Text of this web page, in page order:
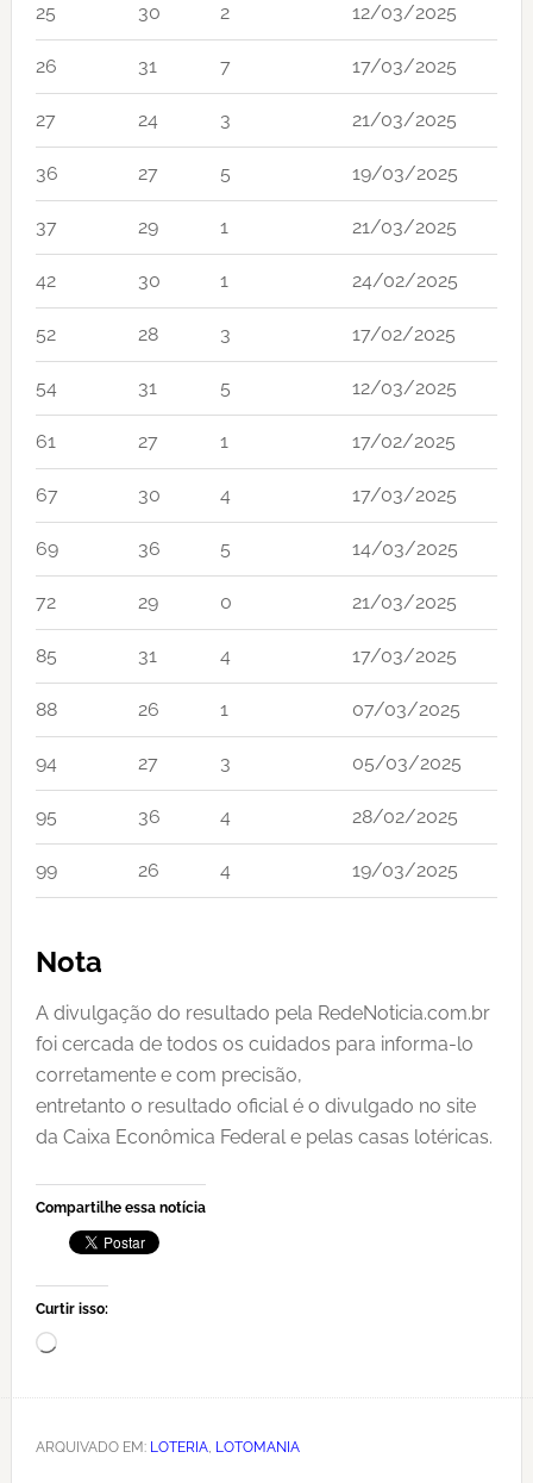
25 30 2 12/03/2025
26 31 7 17/03/2025
27 24 3 21/03/2025
36 27 5 19/03/2025
37 29 1 21/03/2025
42 30 1 24/02/2025
52 28 3 17/02/2025
54 31 5 12/03/2025
61 27 1 17/02/2025
67 30 4 17/03/2025
69 36 5 14/03/2025
72 29 0 21/03/2025
85 31 4 17/03/2025
88 26 1 07/03/2025
94 27 3 05/03/2025
95 36 4 28/02/2025
99 26 4 19/03/2025
Nota
A divulgação do resultado pela RedeNoticia.com.br
foi cercada de todos os cuidados para informa-lo
corretamente e com precisão,
entretanto o resultado oficial é o divulgado no site
da Caixa Econômica Federal e pelas casas lotéricas.
Compartilhe essa notícia
Curtir isso:
Carregando...
ARQUIVADO EM: LOTERIA, LOTOMANIA